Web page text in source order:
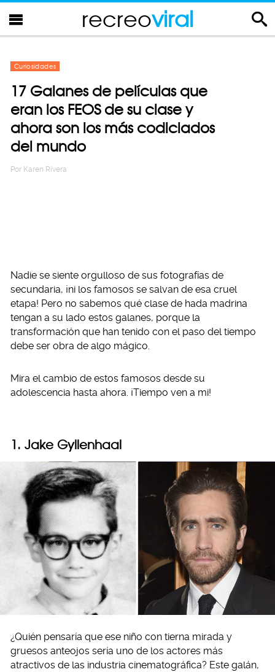
recreoviral
Curiosidades
17 Galanes de películas que
eran los FEOS de su clase y
ahora son los más codiciados
del mundo
Por Karen Rivera
Nadie se siente orgulloso de sus fotografías de
secundaria, ¡ni los famosos se salvan de esa cruel
etapa! Pero no sabemos qué clase de hada madrina
tengan a su lado estos galanes, porque la
transformación que han tenido con el paso del tiempo
debe ser obra de algo mágico.
Mira el cambio de estos famosos desde su
adolescencia hasta ahora. ¡Tiempo ven a mi!
1. Jake Gyllenhaal
¿Quién pensaría que ese niño con tierna mirada y
gruesos anteojos sería uno de los actores más
atractivos de las industria cinematográfica? Este galán,